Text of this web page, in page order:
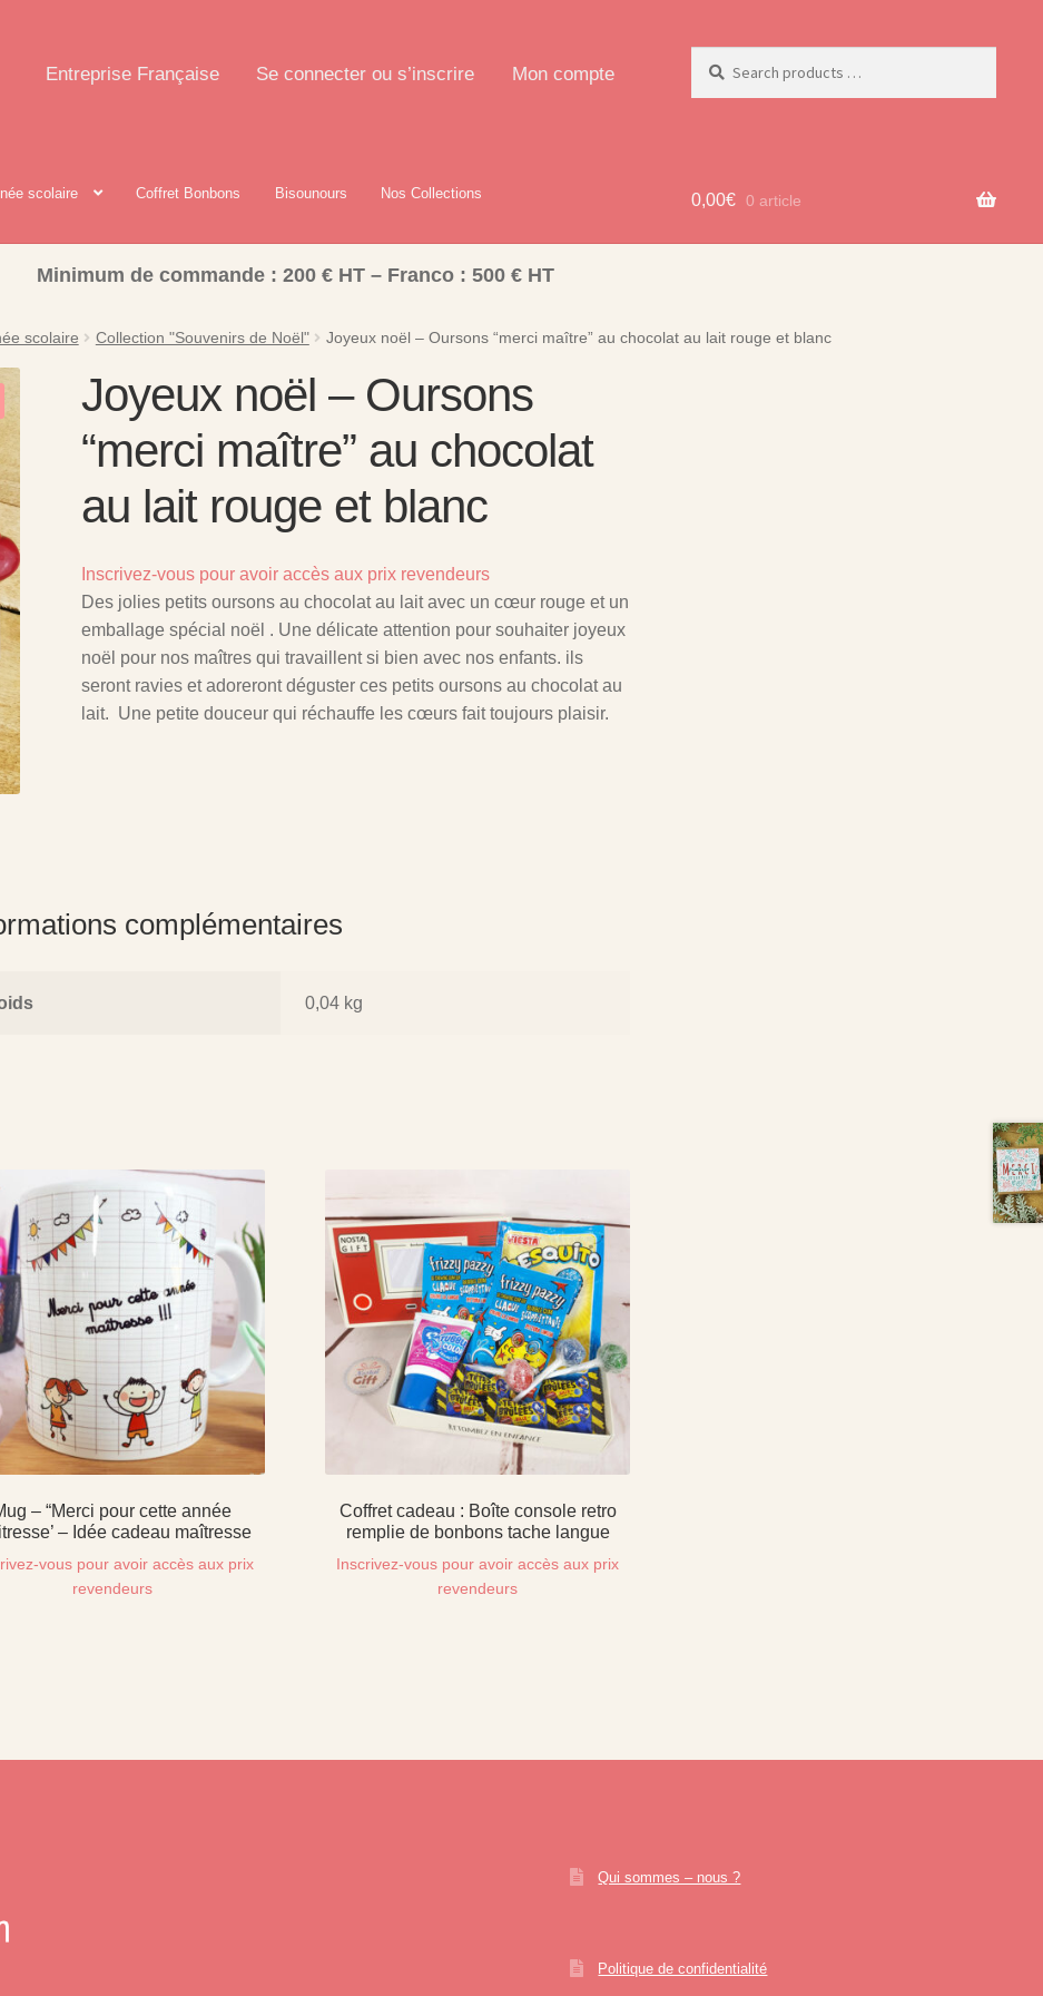
Entreprise Française Se connecter ou s’inscrire Mon compte
scolaire Coffret Bonbons Bisounours Nos Collections 0,00€ 0 article
Minimum de commande : 200 € HT – Franco : 500 € HT
scolaire Collection "Souvenirs de Noël" Joyeux noël – Oursons “merci maître” au chocolat au lait rouge et blanc
Joyeux noël – Oursons
“merci maître” au chocolat
au lait rouge et blanc
Inscrivez-vous pour avoir accès aux prix revendeurs
Des jolies petits oursons au chocolat au lait avec un cœur rouge et un
emballage spécial noël . Une délicate attention pour souhaiter joyeux
noël pour nos maîtres qui travaillent si bien avec nos enfants. ils
seront ravies et adoreront déguster ces petits oursons au chocolat au
lait. Une petite douceur qui réchauffe les cœurs fait toujours plaisir.
complémentaires
0,04 kg
– “Merci pour cette année
– Idée cadeau maîtresse
vous pour avoir accès aux prix
revendeurs
Coffret cadeau : Boîte console retro
remplie de bonbons tache langue
Inscrivez-vous pour avoir accès aux prix
revendeurs
Qui sommes – nous ?
Politique de confidentialité